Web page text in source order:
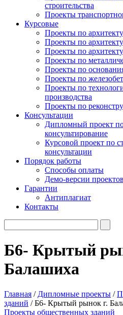
строительства
Проекты
Курсовые
Проекты по
Проекты по
Проекты по
Проекты по
Проекты по
Проекты по
Проекты по
производства
Проекты по
Консультации
Дипломный проект по
консультирование
Курсовой проект по
консультации
Порядок работы
Способы оплаты
Демо-версии проектов
Гарантии
Антиплагиат
Контакты
Б6- Крытый
Балашиха
Главная / Дипломные проекты /
зданий / Б6- Крытый рынок г.
Проекты общественных зданий